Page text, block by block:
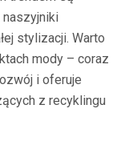
stylizacji. Warto
mody – coraz
i oferuje
z recyklingu